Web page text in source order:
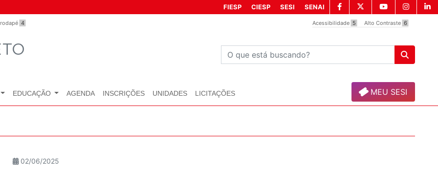
4 Acessibilidade 5 Alto Contraste 6
FIESP CIESP SESI SENAI
EDUCAÇÃO AGENDA INSCRIÇÕES UNIDADES LICITAÇÕES MEU SESI
02/06/2025